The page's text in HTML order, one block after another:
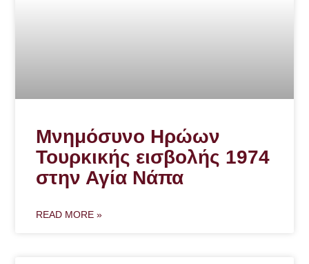
Μνημόσυνο Ηρώων
Τουρκικής εισβολής 1974
στην Αγία Νάπα
READ MORE »